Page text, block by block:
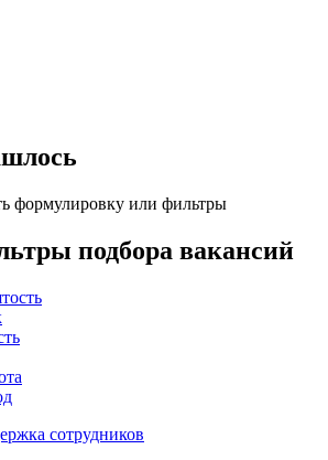
формулировку или фильтры
подбора вакансий
сотрудников